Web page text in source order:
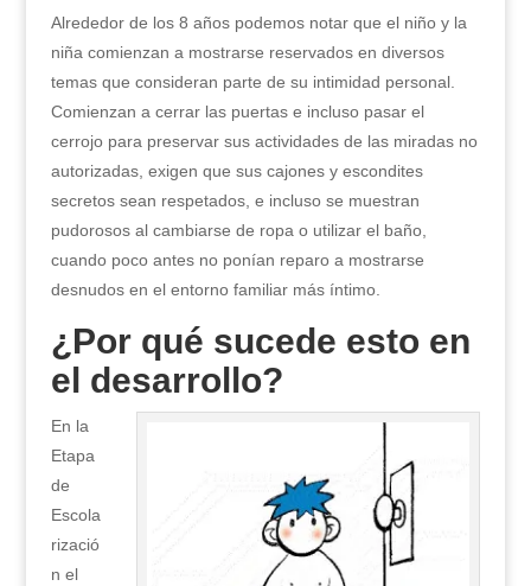
Alrededor de los 8 años podemos notar que el niño y la
niña comienzan a mostrarse reservados en diversos
temas que consideran parte de su intimidad personal.
Comienzan a cerrar las puertas e incluso pasar el
cerrojo para preservar sus actividades de las miradas no
autorizadas, exigen que sus cajones y escondites
secretos sean respetados, e incluso se muestran
pudorosos al cambiarse de ropa o utilizar el baño,
cuando poco antes no ponían reparo a mostrarse
desnudos en el entorno familiar más íntimo.
¿Por qué sucede esto en
el desarrollo?
En la
Etapa
de
Escola
rizació
n el